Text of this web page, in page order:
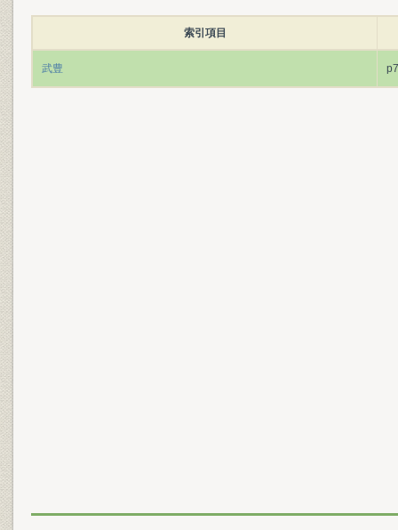
索引項目
武豊